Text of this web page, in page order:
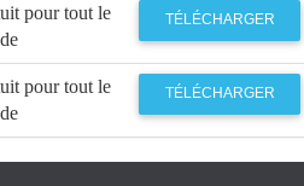
pour tout le
TÉLÉCHARGER
pour tout le
TÉLÉCHARGER